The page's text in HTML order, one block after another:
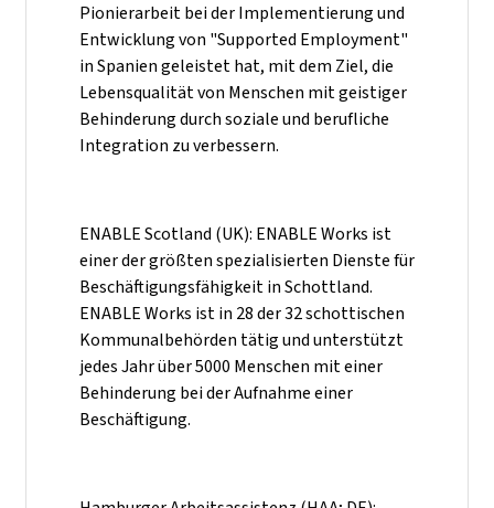
Pionierarbeit bei der Implementierung und
Entwicklung von "Supported Employment"
in Spanien geleistet hat, mit dem Ziel, die
Lebensqualität von Menschen mit geistiger
Behinderung durch soziale und berufliche
Integration zu verbessern.
ENABLE Scotland (UK): ENABLE Works ist
einer der größten spezialisierten Dienste für
Beschäftigungsfähigkeit in Schottland.
ENABLE Works ist in 28 der 32 schottischen
Kommunalbehörden tätig und unterstützt
jedes Jahr über 5000 Menschen mit einer
Behinderung bei der Aufnahme einer
Beschäftigung.